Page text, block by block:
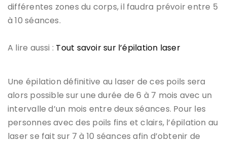
différentes zones du corps, il faudra prévoir entre 5
à 10 séances.
A lire aussi : Tout savoir sur l’épilation laser
Une épilation définitive au laser de ces poils sera
alors possible sur une durée de 6 à 7 mois avec un
intervalle d’un mois entre deux séances. Pour les
personnes avec des poils fins et clairs, l’épilation au
laser se fait sur 7 à 10 séances afin d’obtenir de